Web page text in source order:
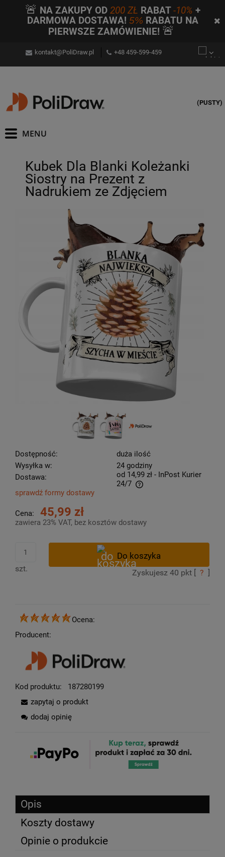
🚨 NA ZAKUPY OD200 ZŁ RABAT-10% +
DARMOWA DOSTAWA! 5% RABATU NA
PIERWSZE ZAMÓWIENIE! 🚨
kontakt@PoliDraw.pl +48 459-599-459
(PUSTY)
Kubek Dla Blanki Koleżanki
Siostry na Prezent z
Nadrukiem ze Zdjęciem
Dostępność:
duża ilość
Wysyłka w:
24 godziny
Dostawa:
od 14,99 zł - InPost Kurier
24/7
Cena nie zawiera ewentualnych kosztów płatności
sprawdź formy dostawy
Cena: 45,99 zł
zawiera 23% VAT, bez kosztów dostawy
szt. Zyskujesz 40 pkt [ ? ]
Ocena:
Producent:
Kod produktu:
187280199
zapytaj o produkt
dodaj opinię
Opis
Koszty dostawy
Opinie o produkcie